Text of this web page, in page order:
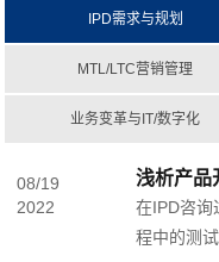
IPD需求与规划
MTL/LTC营销管理
业务变革与IT/数字化
08/19
2022
浅析产品
在IPD咨询
程中的测